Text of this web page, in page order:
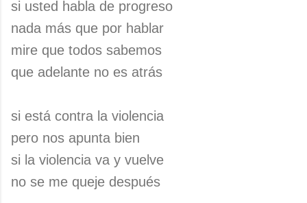
si usted habla de progreso
nada más que por hablar
mire que todos sabemos
que adelante no es atrás
si está contra la violencia
pero nos apunta bien
si la violencia va y vuelve
no se me queje después